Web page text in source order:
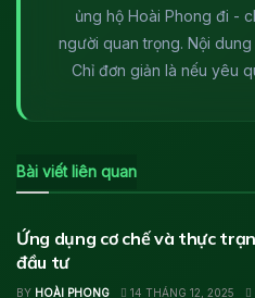
ủng hộ Hoài Phong đi -
người quan trọng. Nội
Chỉ đơn giản là nếu yêu
Bài viết liên quan
ĐỊNH HƯỚNG
Ứng dụng cơ chế và thực
đầu tư
BY HOÀI PHONG 14 THÁNG 12, 2025